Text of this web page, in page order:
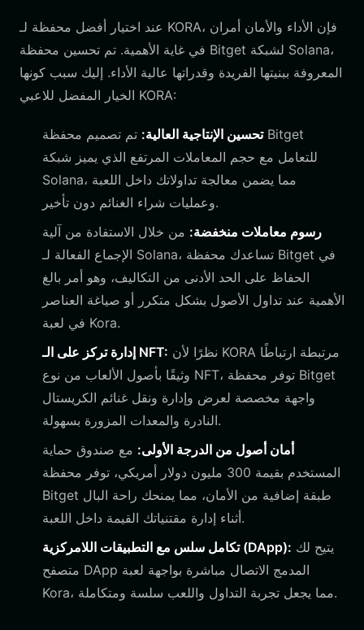
عند اختيار أفضل محفظة لـ KORA، فإن الأداء والأمان أمران
في غاية الأهمية. تم تحسين محفظة Bitget لشبكة Solana،
المعروفة ببنيتها الفريدة وقدراتها عالية الأداء. إليك سبب كونها
الخيار المفضل للاعبي KORA:
تحسين الإنتاجية العالية: تم تصميم محفظة Bitget
للتعامل مع حجم المعاملات المرتفع الذي يميز شبكة
Solana، مما يضمن معالجة تداولاتك داخل اللعبة
وعمليات شراء الغنائم دون تأخير.
رسوم معاملات منخفضة: من خلال الاستفادة من آلية
الإجماع الفعالة لـ Solana، تساعدك محفظة Bitget في
الحفاظ على الحد الأدنى من التكاليف، وهو أمر بالغ
الأهمية عند تداول الأصول بشكل متكرر أو صياغة العناصر
في لعبة Kora.
إدارة تركز على الـ NFT:
وثيقًا بأصول الألعاب من نوع NFT، توفر محفظة Bitget
واجهة مخصصة لعرض وإدارة ونقل غنائم الكريستال
النادرة والمعدات المزورة بسهولة.
أمان أصول من الدرجة الأولى: مع صندوق حماية
المستخدم بقيمة 300 مليون دولار أمريكي، توفر محفظة
Bitget طبقة إضافية من الأمان، مما يمنحك راحة البال
أثناء إدارة مقتنياتك القيمة داخل اللعبة.
تكامل سلس مع التطبيقات اللامركزية (DApp):
متصفح DApp المدمج الاتصال مباشرة بواجهة لعبة
Kora، مما يجعل تجربة التداول واللعب سلسة ومتكاملة.